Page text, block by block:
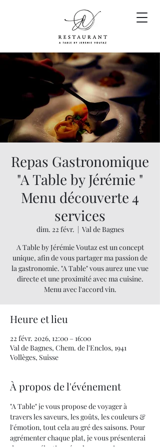
Repas Gastronomique
"A Table by Jérémie "
Menu découverte 4
services
dim. 22 févr.
  |
Val de Bagnes
A Table by Jérémie Voutaz est un concept
unique, afin de vous partager ma passion de
la gastronomie. "A Table" vous aurez une vue
directe et une proximité avec ma cuisine.
Menu avec l'accord vin.
Heure et lieu
22 févr. 2026, 12:00 – 16:00
Val de Bagnes, Chem. de l'Enclos, 1941
Vollèges, Suisse
À propos de l'événement
"A Table" je vous propose de voyager à
travers les saveurs, les goûts, les couleurs &
l'émotion, tout cela au gré des saisons. Pour
agrémenter chaque plat, je vous présenterai